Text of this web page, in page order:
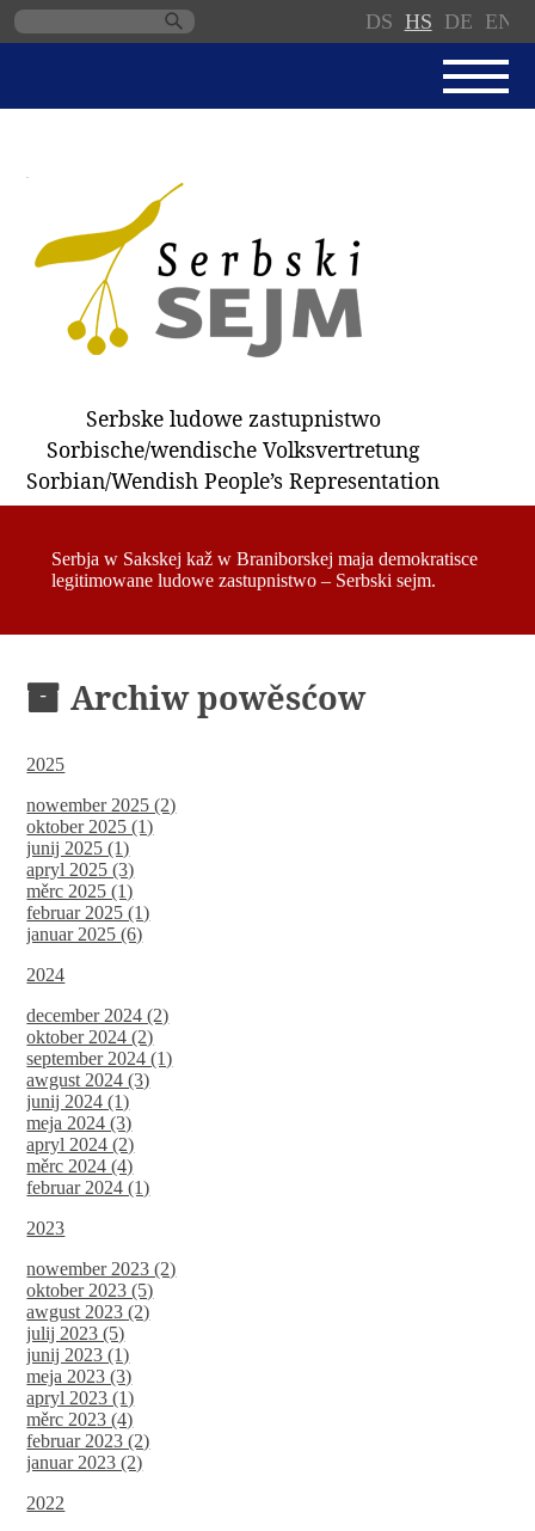
DS HS DE EN
SERBSKI SEJM
JEDNANSKI PORJAD
PROTOKOLE / WOBZAMKNJENJA
DARY
ZAPÓSŁANCY
WUBĚRKI
Serbske ludowe zastupnistwo
Sorbische/wendische Volksvertretung
Sorbian/Wendish People’s Representation
Serbja w Sakskej kaž w Braniborskej maja demokratisce
legitimowane ludowe zastupnistwo – Serbski sejm.
Archiw powěsćow
2025
nowember 2025 (2)
oktober 2025 (1)
junij 2025 (1)
apryl 2025 (3)
měrc 2025 (1)
februar 2025 (1)
januar 2025 (6)
2024
december 2024 (2)
oktober 2024 (2)
september 2024 (1)
awgust 2024 (3)
junij 2024 (1)
meja 2024 (3)
apryl 2024 (2)
měrc 2024 (4)
februar 2024 (1)
2023
nowember 2023 (2)
oktober 2023 (5)
awgust 2023 (2)
julij 2023 (5)
junij 2023 (1)
meja 2023 (3)
apryl 2023 (1)
měrc 2023 (4)
februar 2023 (2)
januar 2023 (2)
2022